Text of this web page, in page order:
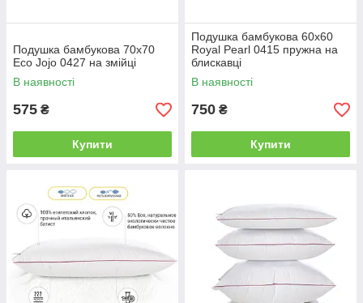
Подушка бамбукова 70х70
Есо Jojo 0427 на змійці
В наявності
575 ₴
Купити
Подушка бамбукова 60х60
Royal Pearl 0415 пружна на
блискавці
В наявності
750 ₴
Купити